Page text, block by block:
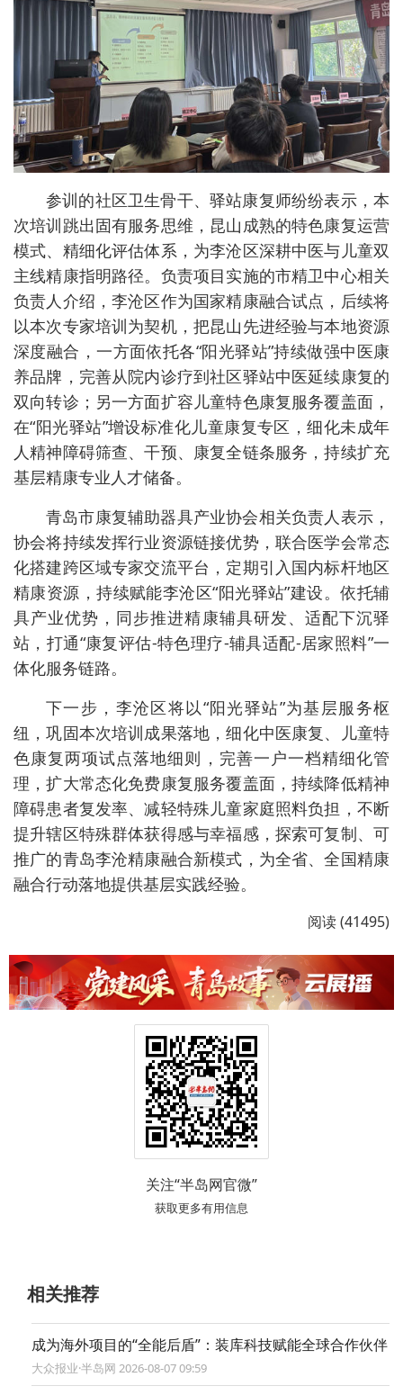
参训的社区卫生骨干、驿站康复师纷纷表示，本
次培训跳出固有服务思维，昆山成熟的特色康复运营
模式、精细化评估体系，为李沧区深耕中医与儿童双
主线精康指明路径。负责项目实施的市精卫中心相关
负责人介绍，李沧区作为国家精康融合试点，后续将
以本次专家培训为契机，把昆山先进经验与本地资源
深度融合，一方面依托各“阳光驿站”持续做强中医康
养品牌，完善从院内诊疗到社区驿站中医延续康复的
双向转诊；另一方面扩容儿童特色康复服务覆盖面，
在“阳光驿站”增设标准化儿童康复专区，细化未成年
人精神障碍筛查、干预、康复全链条服务，持续扩充
基层精康专业人才储备。
青岛市康复辅助器具产业协会相关负责人表示，
协会将持续发挥行业资源链接优势，联合医学会常态
化搭建跨区域专家交流平台，定期引入国内标杆地区
精康资源，持续赋能李沧区“阳光驿站”建设。依托辅
具产业优势，同步推进精康辅具研发、适配下沉驿
站，打通“康复评估-特色理疗-辅具适配-居家照料”一
体化服务链路。
下一步，李沧区将以“阳光驿站”为基层服务枢
纽，巩固本次培训成果落地，细化中医康复、儿童特
色康复两项试点落地细则，完善一户一档精细化管
理，扩大常态化免费康复服务覆盖面，持续降低精神
障碍患者复发率、减轻特殊儿童家庭照料负担，不断
提升辖区特殊群体获得感与幸福感，探索可复制、可
推广的青岛李沧精康融合新模式，为全省、全国精康
融合行动落地提供基层实践经验。
阅读 (41495)
关注“半岛网官微”
获取更多有用信息
相关推荐
成为海外项目的“全能后盾”：装库科技赋能全球合作伙伴
大众报业·半岛网 2026-08-07 09:59